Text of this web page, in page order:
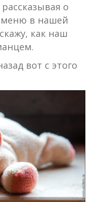
о
меню в нашей
как наш
вот с этого